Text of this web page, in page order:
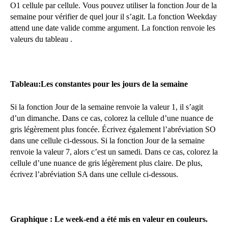
O1 cellule par cellule. Vous pouvez utiliser la fonction Jour de la
semaine pour vérifier de quel jour il s’agit. La fonction Weekday
attend une date valide comme argument. La fonction renvoie les
valeurs du tableau .
Tableau:Les constantes pour les jours de la semaine
Si la fonction Jour de la semaine renvoie la valeur 1, il s’agit
d’un dimanche. Dans ce cas, colorez la cellule d’une nuance de
gris légèrement plus foncée. Écrivez également l’abréviation SO
dans une cellule ci-dessous. Si la fonction Jour de la semaine
renvoie la valeur 7, alors c’est un samedi. Dans ce cas, colorez la
cellule d’une nuance de gris légèrement plus claire. De plus,
écrivez l’abréviation SA dans une cellule ci-dessous.
Graphique : Le week-end a été mis en valeur en couleurs.